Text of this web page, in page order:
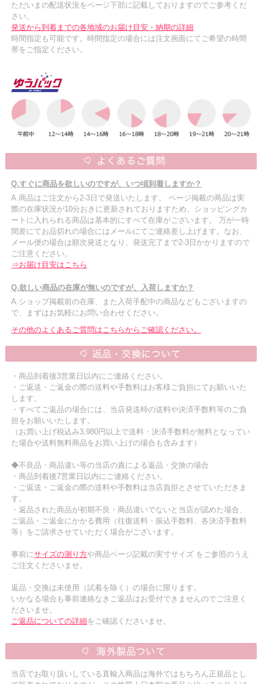
ただいまの配送状況をページ下部に記載しておりますのでご参考くだ
さい。
発送から到着までの各地域のお届け目安・納期の詳細
時間指定も可能です。時間指定の場合には注文画面にてご希望の時間
帯をご指定ください。
Q.すぐに商品を欲しいのですが、いつ頃到着しますか？
A.商品はご注文から2-3日で発送いたします。 ページ掲載の商品は実
際の在庫状況が10分おきに更新されておりますため、ショッピングカ
ートに入れられる商品は基本的にすべて在庫がございます。 万が一時
間差にてお品切れの場合にはメールにてご連絡差し上げます。なお、
メール便の場合は順次発送となり、発送完了まで2-3日かかりますので
ご注意ください。
⇒お届け目安はこちら
Q.欲しい商品の在庫が無いのですが、入荷しますか？
A.ショップ掲載前の在庫、また入荷手配中の商品などもございますの
で、まずはお気軽にお問い合わせください。
その他のよくあるご質問はこちらからご確認ください。
・商品到着後3営業日以内にご連絡ください。
・ご返送・ご返金の際の送料や手数料はお客様ご負担にてお願いいた
します。
・すべてご返品の場合には、当店発送時の送料や決済手数料等のご負
担をお願いいたします。
（お買い上げ税込み3,980円以上で送料・決済手数料が無料となってい
た場合や送料無料商品をお買い上げの場合も含みます）
◆不良品・商品違い等の当店の責による返品・交換の場合
・商品到着後7営業日以内にご連絡ください。
・ご返送・ご返金の際の送料や手数料は当店負担とさせていただきま
す。
・返品された商品が初期不良・商品違いでないと当店が認めた場合、
ご返品・ご返金にかかる費用（往復送料・振込手数料、各決済手数料
等）をご請求させていただく場合がございます。
事前にサイズの測り方や商品ページ記載の実寸サイズ をご参照のうえ
ご注文くださいませ。
返品・交換は未使用（試着を除く）の場合に限ります。
いかなる場合も事前連絡なきご返品はお受付できませんのでご注意く
ださいませ。
ご返品についての詳細をご確認くださいませ。
当店でお取り扱いしている直輸入商品は海外ではもちろん正規品とし